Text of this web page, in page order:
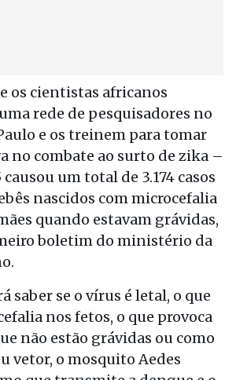
os cientistas africanos
rede de pesquisadores no
e os treinem para tomar
no combate ao surto de zika –
causou um total de 3.174 casos
nascidos com microcefalia
quando estavam grávidas,
boletim do ministério da
saber se o vírus é letal, o que
nos fetos, o que provoca
não estão grávidas ou como
vetor, o mosquito Aedes